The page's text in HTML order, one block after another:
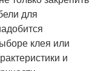
для
клея или
и